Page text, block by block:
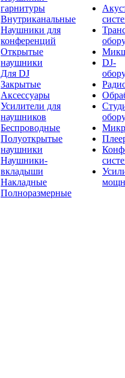
гарнитуры
Внутриканальные
Наушники для
конференций
Открытые
наушники
Для DJ
Закрытые
Аксессуары
Усилители для
наушников
Беспроводные
Полуоткрытые
наушники
Наушники-
вкладыши
Накладные
Полноразмерные
DJ-